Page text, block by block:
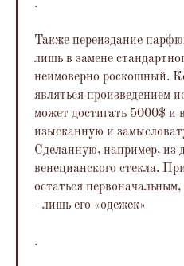
.
Также переиздание
лишь в замене
неимоверно роскошный.
являться произведением
может достигать 5000$ и
изысканную и
Сделанную, например, из
венецианского стекла.
остаться
- лишь его «одежек»
.